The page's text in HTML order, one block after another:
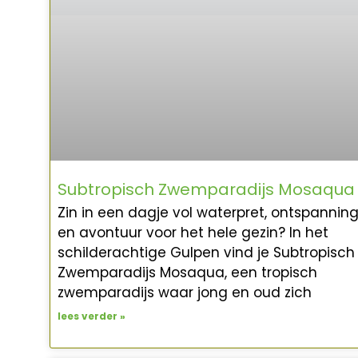
Subtropisch Zwemparadijs Mosaqua
Zin in een dagje vol waterpret, ontspanning
en avontuur voor het hele gezin? In het
schilderachtige Gulpen vind je Subtropisch
Zwemparadijs Mosaqua, een tropisch
zwemparadijs waar jong en oud zich
lees verder »